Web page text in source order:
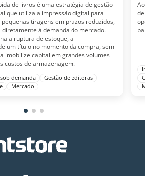
de livros é uma estratégia de gestão
que utiliza a impressão digital para
tiragens em prazos reduzidos,
diretamente à demanda do mercado.
a ruptura de estoque, a
um título no momento da compra, sem
imobilize capital em grandes volumes
custos de armazenagem.
demanda
Gestão de editoras
Mercado